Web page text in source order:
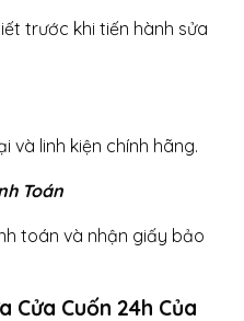
trước khi tiến hành sửa
và linh kiện chính hãng.
Toán
toán và nhận giấy bảo
Cửa Cuốn 24h Của